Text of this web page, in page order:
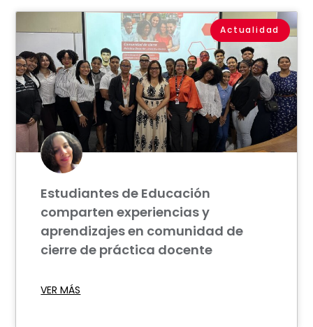
Actualidad
Estudiantes de Educación
comparten experiencias y
aprendizajes en comunidad de
cierre de práctica docente
VER MÁS